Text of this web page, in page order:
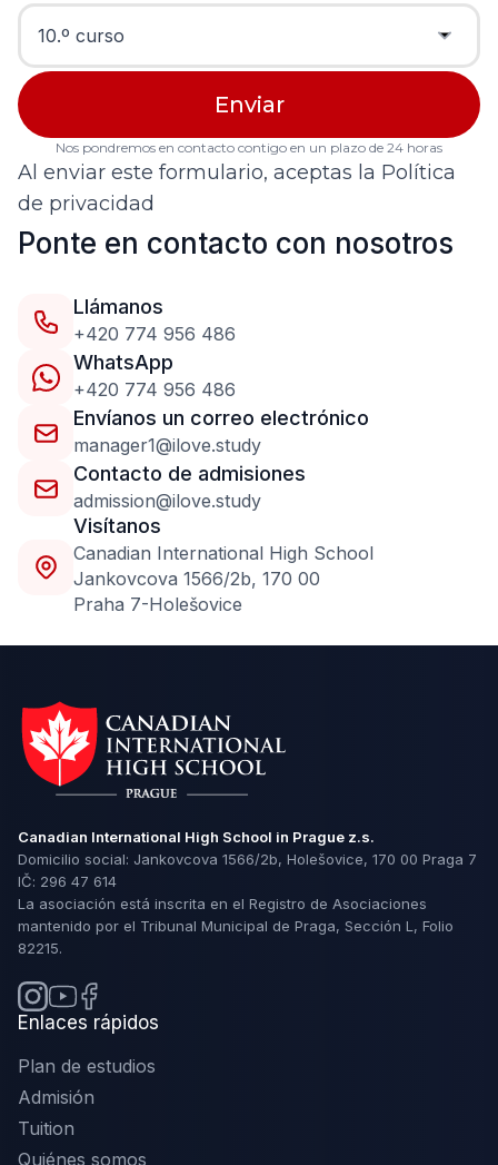
Ponte en contacto con nosotros
Llámanos
+420 774 956 486
WhatsApp
+420 774 956 486
Envíanos un correo electrónico
manager1@ilove.study
Contacto de admisiones
admission@ilove.study
Visítanos
Сanadian International High School
Jankovcova 1566/2b, 170 00
Praha 7-Holešovice
Nos pondremos en contacto contigo en un plazo de 24 horas
Al enviar este formulario, aceptas la Política
de privacidad
Canadian International High School in Prague z.s.
Domicilio social: Jankovcova 1566/2b, Holešovice, 170 00 Praga 7
IČ: 296 47 614
La asociación está inscrita en el Registro de Asociaciones
mantenido por el Tribunal Municipal de Praga, Sección L, Folio
82215.
Enlaces rápidos
Plan de estudios
Admisión
Tuition
Quiénes somos